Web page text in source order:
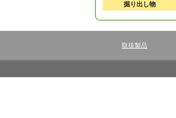
掘り出し物
取扱製品